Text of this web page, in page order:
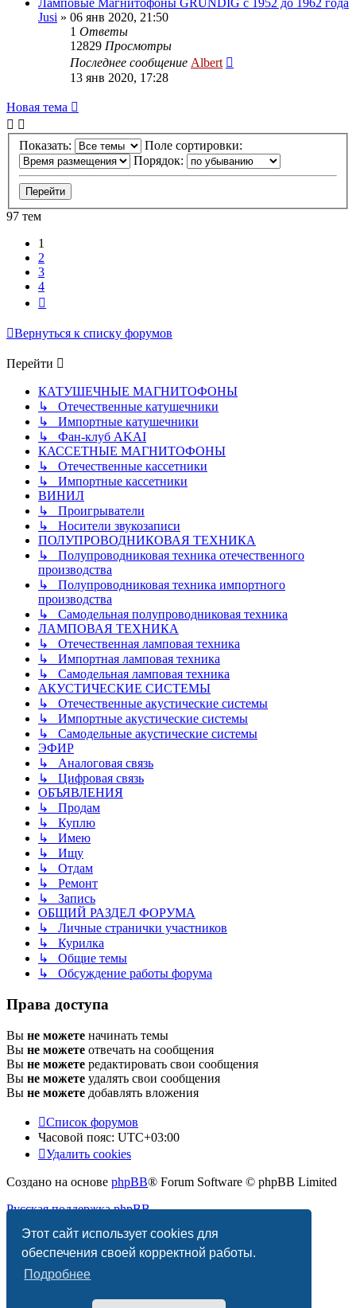
Этот сайт использует cookies для
обеспечения своей корректной работы.
Подробнее
Jusi » 06 янв 2020, 21:50
1 Ответы
12829 Просмотры
Последнее сообщение Albert
13 янв 2020, 17:28
Новая тема
Показать:
Поле сортировки:
Порядок:
97 тем
1
2
3
4
Вернуться к списку форумов
Перейти
КАТУШЕЧНЫЕ МАГНИТОФОНЫ
↳ Отечественные катушечники
↳ Импортные катушечники
↳ Фан-клуб AKAI
КАССЕТНЫЕ МАГНИТОФОНЫ
↳ Отечественные кассетники
↳ Импортные кассетники
ВИНИЛ
↳ Проигрыватели
↳ Носители звукозаписи
ПОЛУПРОВОДНИКОВАЯ ТЕХНИКА
↳ Полупроводниковая техника отечественного
производства
↳ Полупроводниковая техника импортного
производства
↳ Самодельная полупроводниковая техника
ЛАМПОВАЯ ТЕХНИКА
↳ Отечественная ламповая техника
↳ Импортная ламповая техника
↳ Самодельная ламповая техника
АКУСТИЧЕСКИЕ СИСТЕМЫ
↳ Отечественные акустические системы
↳ Импортные акустические системы
↳ Самодельные акустические системы
ЭФИР
↳ Аналоговая связь
↳ Цифровая связь
ОБЪЯВЛЕНИЯ
↳ Продам
↳ Куплю
↳ Имею
↳ Ищу
↳ Отдам
↳ Ремонт
↳ Запись
ОБЩИЙ РАЗДЕЛ ФОРУМА
↳ Личные странички участников
↳ Курилка
↳ Общие темы
↳ Обсуждение работы форума
Права доступа
Вы не можете начинать темы
Вы не можете отвечать на сообщения
Вы не можете редактировать свои сообщения
Вы не можете удалять свои сообщения
Вы не можете добавлять вложения
Список форумов
Часовой пояс: UTC+03:00
Удалить cookies
Создано на основе phpBB® Forum Software © phpBB Limited
Русская поддержка phpBB
Конфиденциальность |Правила